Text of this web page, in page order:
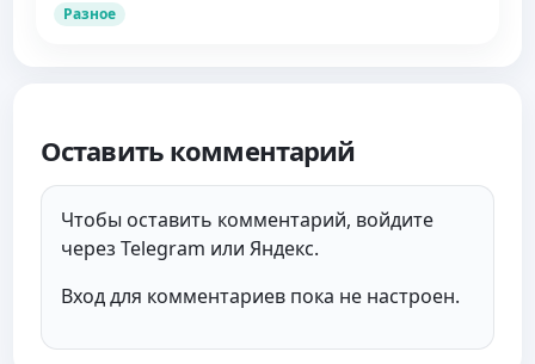
Разное
Оставить комментарий
Чтобы оставить комментарий, войдите
через Telegram или Яндекс.
Вход для комментариев пока не настроен.